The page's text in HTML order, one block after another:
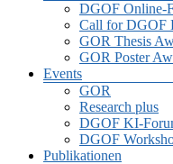
DGOF Online-
Call for DGOF
GOR Thesis
GOR Poster
Events
GOR
Research plus
DGOF KI-
DGOF
Publikationen